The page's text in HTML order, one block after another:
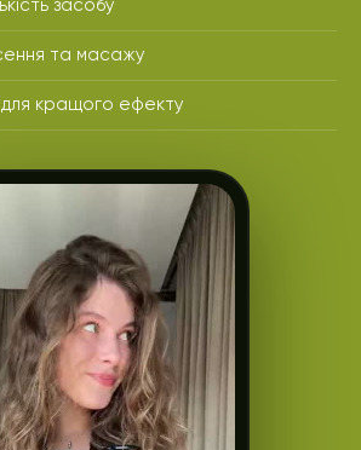
засобу
та масажу
кращого ефекту